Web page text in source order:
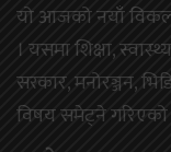
यो आजको नयाँ
। यसमा शिक्षा,
सरकार, मनोरञ्जन,
विषय समेट्ने